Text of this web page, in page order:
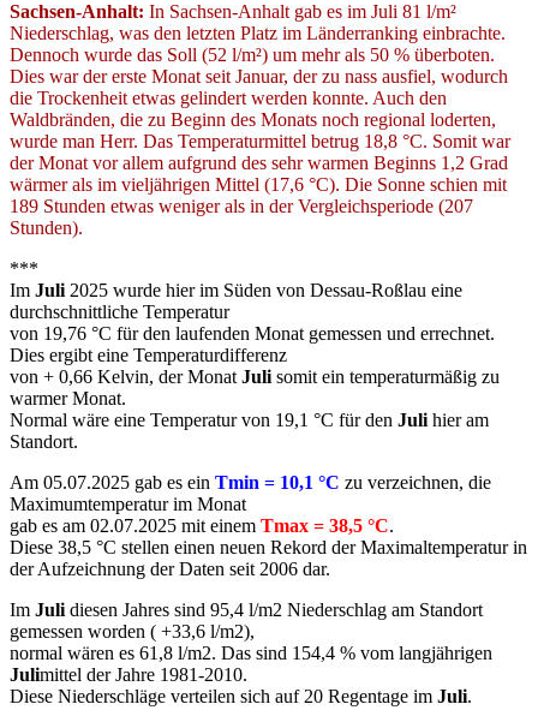
Sachsen-Anhalt: In Sachsen-Anhalt gab es im Juli 81 l/m²
Niederschlag, was den letzten Platz im Länderranking einbrachte.
Dennoch wurde das Soll (52 l/m²) um mehr als 50 % überboten.
Dies war der erste Monat seit Januar, der zu nass ausfiel, wodurch
die Trockenheit etwas gelindert werden konnte. Auch den
Waldbränden, die zu Beginn des Monats noch regional loderten,
wurde man Herr. Das Temperaturmittel betrug 18,8 °C. Somit war
der Monat vor allem aufgrund des sehr warmen Beginns 1,2 Grad
wärmer als im vieljährigen Mittel (17,6 °C). Die Sonne schien mit
189 Stunden etwas weniger als in der Vergleichsperiode (207
Stunden).
***
Im Juli 2025 wurde hier im Süden von Dessau-Roßlau eine
durchschnittliche Temperatur
von 19,76 °C für den laufenden Monat gemessen und errechnet.
Dies ergibt eine Temperaturdifferenz
von + 0,66 Kelvin, der Monat Juli somit ein temperaturmäßig zu
warmer Monat.
Normal wäre eine Temperatur von 19,1 °C für den Juli hier am
Standort.
Am 05.07.2025 gab es ein Tmin = 10,1 °C zu verzeichnen, die
Maximumtemperatur im Monat
gab es am 02.07.2025 mit einem Tmax = 38,5 °C.
Diese 38,5 °C stellen einen neuen Rekord der Maximaltemperatur in
der Aufzeichnung der Daten seit 2006 dar.
Im Juli diesen Jahres sind 95,4 l/m2 Niederschlag am Standort
gemessen worden ( +33,6 l/m2),
normal wären es 61,8 l/m2. Das sind 154,4 % vom langjährigen
Julimittel der Jahre 1981-2010.
Diese Niederschläge verteilen sich auf 20 Regentage im Juli.